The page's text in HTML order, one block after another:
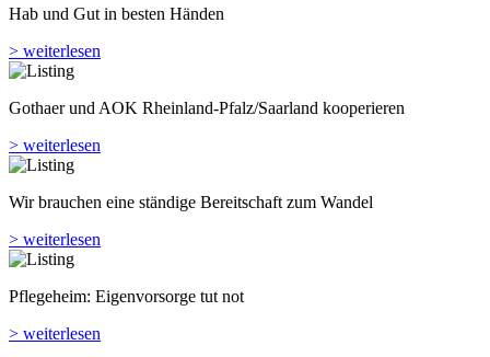
Hab und Gut in besten Händen
> weiterlesen
Gothaer und AOK Rheinland-Pfalz/Saarland kooperieren
> weiterlesen
Wir brauchen eine ständige Bereitschaft zum Wandel
> weiterlesen
Pflegeheim: Eigenvorsorge tut not
> weiterlesen